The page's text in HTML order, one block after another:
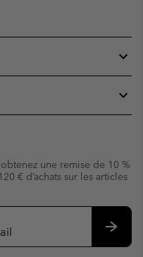
une remise de 10 %
€ d’achats sur les articles